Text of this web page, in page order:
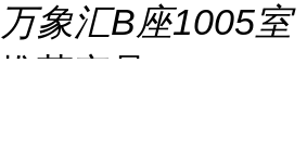
万象汇B座1005室
推荐产品